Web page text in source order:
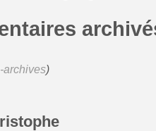
archives)